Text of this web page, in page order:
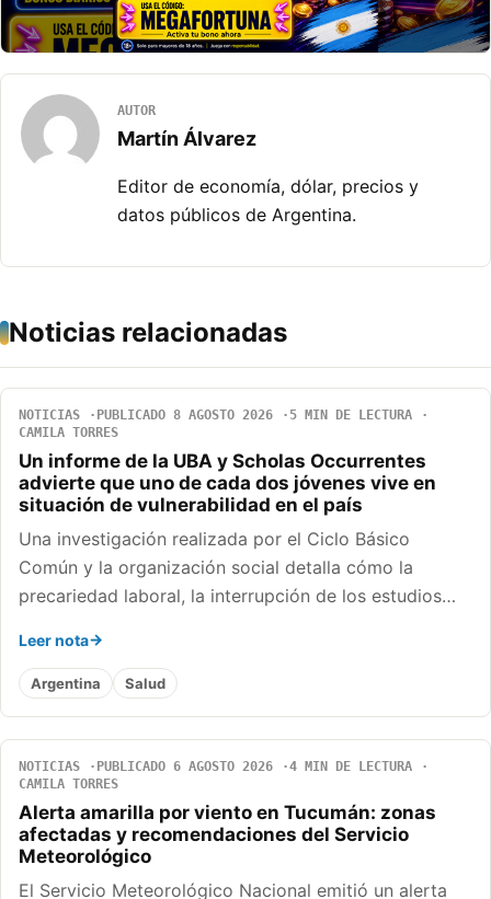
AUTOR
Martín Álvarez
Editor de economía, dólar, precios y
datos públicos de Argentina.
Noticias relacionadas
NOTICIAS PUBLICADO 8 AGOSTO 2026
5 MIN DE LECTURA
CAMILA TORRES
Un informe de la UBA y Scholas Occurrentes
advierte que uno de cada dos jóvenes vive en
situación de vulnerabilidad en el país
Una investigación realizada por el Ciclo Básico
Común y la organización social detalla cómo la
precariedad laboral, la interrupción de los estudios…
Leer nota
Argentina Salud
NOTICIAS PUBLICADO 6 AGOSTO 2026
4 MIN DE LECTURA
CAMILA TORRES
Alerta amarilla por viento en Tucumán: zonas
afectadas y recomendaciones del Servicio
Meteorológico
El Servicio Meteorológico Nacional emitió un alerta